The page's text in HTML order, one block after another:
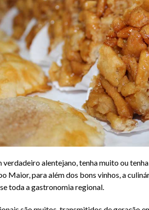
verdadeiro alentejano, tenha muito ou
Maior, para além dos bons vinhos, a
toda a gastronomia regional.